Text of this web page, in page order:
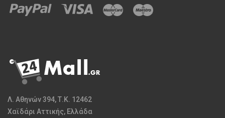
Λ. Αθηνών 394, Τ.Κ. 12462
Χαϊδάρι Αττικής, Ελλάδα